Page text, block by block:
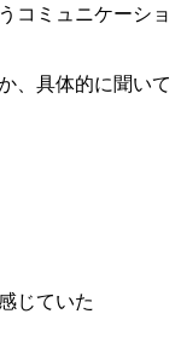
コミュニケーショ
、具体的に聞いて
じていた